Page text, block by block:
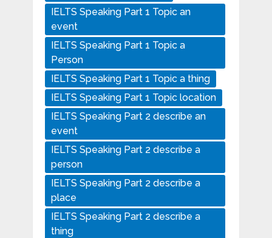
IELTS Speaking Part 1 Topic an
event
IELTS Speaking Part 1 Topic a
Person
IELTS Speaking Part 1 Topic a thing
IELTS Speaking Part 1 Topic location
IELTS Speaking Part 2 describe an
event
IELTS Speaking Part 2 describe a
person
IELTS Speaking Part 2 describe a
place
IELTS Speaking Part 2 describe a
thing